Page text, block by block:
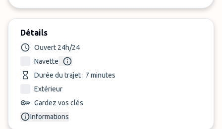
Détails
Ouvert 24h/24
Navette
Durée du trajet : 7 minutes
Extérieur
Gardez vos clés
Informations